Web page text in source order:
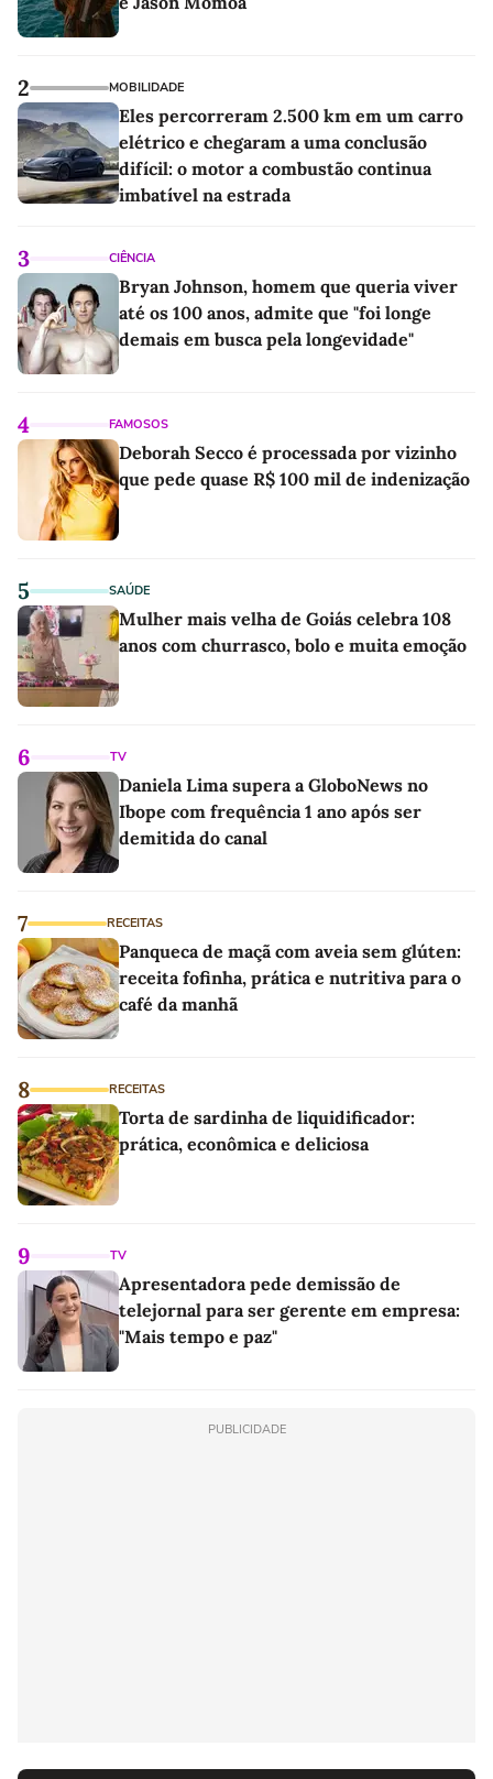
2 MOBILIDADE
Eles percorreram 2.500 km em um carro
elétrico e chegaram a uma conclusão
difícil: o motor a combustão continua
imbatível na estrada
3 CIÊNCIA
Bryan Johnson, homem que queria viver
até os 100 anos, admite que "foi longe
demais em busca pela longevidade"
4 FAMOSOS
Deborah Secco é processada por vizinho
que pede quase R$ 100 mil de indenização
5 SAÚDE
Mulher mais velha de Goiás celebra 108
anos com churrasco, bolo e muita emoção
6 TV
Daniela Lima supera a GloboNews no
Ibope com frequência 1 ano após ser
demitida do canal
7 RECEITAS
Panqueca de maçã com aveia sem glúten:
receita fofinha, prática e nutritiva para o
café da manhã
8 RECEITAS
Torta de sardinha de liquidificador:
prática, econômica e deliciosa
9 TV
Apresentadora pede demissão de
telejornal para ser gerente em empresa:
"Mais tempo e paz"
PUBLICIDADE